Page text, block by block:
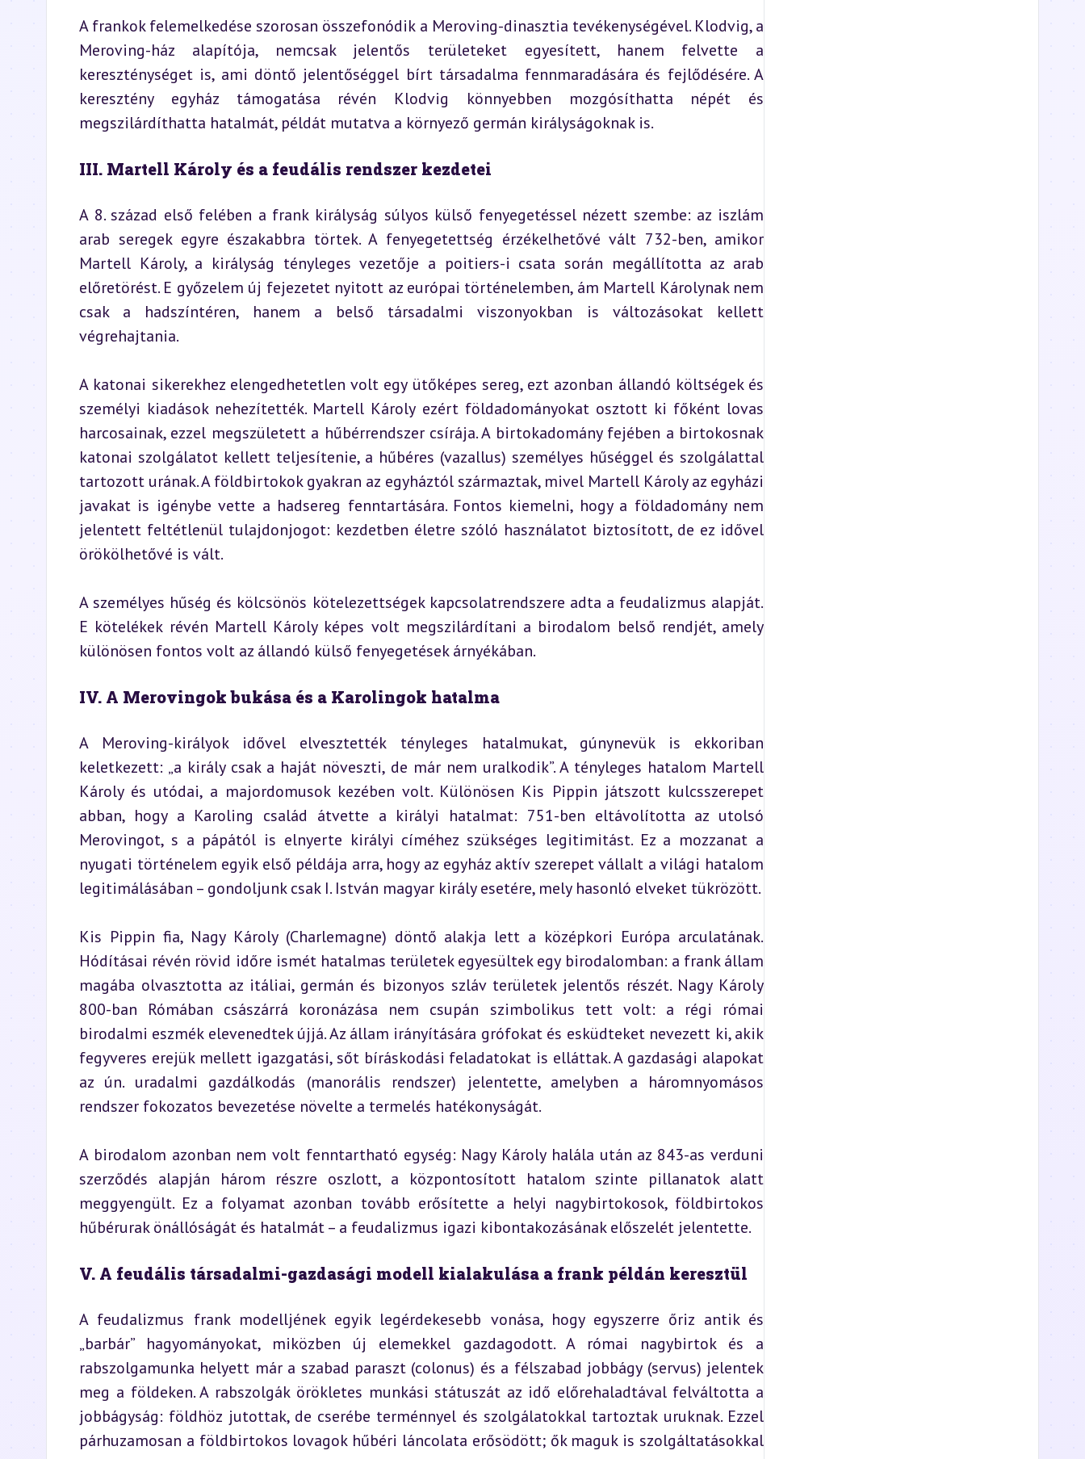
A frankok felemelkedése szorosan összefonódik a Meroving-dinasztia tevékenységével. Klodvig, a
Meroving-ház alapítója, nemcsak jelentős területeket egyesített, hanem felvette a
kereszténységet is, ami döntő jelentőséggel bírt társadalma fennmaradására és fejlődésére. A
keresztény egyház támogatása révén Klodvig könnyebben mozgósíthatta népét és
megszilárdíthatta hatalmát, példát mutatva a környező germán királyságoknak is.
III. Martell Károly és a feudális rendszer kezdetei
A 8. század első felében a frank királyság súlyos külső fenyegetéssel nézett szembe: az iszlám
arab seregek egyre északabbra törtek. A fenyegetettség érzékelhetővé vált 732-ben, amikor
Martell Károly, a királyság tényleges vezetője a poitiers-i csata során megállította az arab
előretörést. E győzelem új fejezetet nyitott az európai történelemben, ám Martell Károlynak nem
csak a hadszíntéren, hanem a belső társadalmi viszonyokban is változásokat kellett
végrehajtania.
A katonai sikerekhez elengedhetetlen volt egy ütőképes sereg, ezt azonban állandó költségek és
személyi kiadások nehezítették. Martell Károly ezért földadományokat osztott ki főként lovas
harcosainak, ezzel megszületett a hűbérrendszer csírája. A birtokadomány fejében a birtokosnak
katonai szolgálatot kellett teljesítenie, a hűbéres (vazallus) személyes hűséggel és szolgálattal
tartozott urának. A földbirtokok gyakran az egyháztól származtak, mivel Martell Károly az egyházi
javakat is igénybe vette a hadsereg fenntartására. Fontos kiemelni, hogy a földadomány nem
jelentett feltétlenül tulajdonjogot: kezdetben életre szóló használatot biztosított, de ez idővel
örökölhetővé is vált.
A személyes hűség és kölcsönös kötelezettségek kapcsolatrendszere adta a feudalizmus alapját.
E kötelékek révén Martell Károly képes volt megszilárdítani a birodalom belső rendjét, amely
különösen fontos volt az állandó külső fenyegetések árnyékában.
IV. A Merovingok bukása és a Karolingok hatalma
A Meroving-királyok idővel elvesztették tényleges hatalmukat, gúnynevük is ekkoriban
keletkezett: „a király csak a haját növeszti, de már nem uralkodik”. A tényleges hatalom Martell
Károly és utódai, a majordomusok kezében volt. Különösen Kis Pippin játszott kulcsszerepet
abban, hogy a Karoling család átvette a királyi hatalmat: 751-ben eltávolította az utolsó
Merovingot, s a pápától is elnyerte királyi címéhez szükséges legitimitást. Ez a mozzanat a
nyugati történelem egyik első példája arra, hogy az egyház aktív szerepet vállalt a világi hatalom
legitimálásában – gondoljunk csak I. István magyar király esetére, mely hasonló elveket tükrözött.
Kis Pippin fia, Nagy Károly (Charlemagne) döntő alakja lett a középkori Európa arculatának.
Hódításai révén rövid időre ismét hatalmas területek egyesültek egy birodalomban: a frank állam
magába olvasztotta az itáliai, germán és bizonyos szláv területek jelentős részét. Nagy Károly
800-ban Rómában császárrá koronázása nem csupán szimbolikus tett volt: a régi római
birodalmi eszmék elevenedtek újjá. Az állam irányítására grófokat és esküdteket nevezett ki, akik
fegyveres erejük mellett igazgatási, sőt bíráskodási feladatokat is elláttak. A gazdasági alapokat
az ún. uradalmi gazdálkodás (manorális rendszer) jelentette, amelyben a háromnyomásos
rendszer fokozatos bevezetése növelte a termelés hatékonyságát.
A birodalom azonban nem volt fenntartható egység: Nagy Károly halála után az 843-as verduni
szerződés alapján három részre oszlott, a központosított hatalom szinte pillanatok alatt
meggyengült. Ez a folyamat azonban tovább erősítette a helyi nagybirtokosok, földbirtokos
hűbérurak önállóságát és hatalmát – a feudalizmus igazi kibontakozásának előszelét jelentette.
V. A feudális társadalmi-gazdasági modell kialakulása a frank példán keresztül
A feudalizmus frank modelljének egyik legérdekesebb vonása, hogy egyszerre őriz antik és
„barbár” hagyományokat, miközben új elemekkel gazdagodott. A római nagybirtok és a
rabszolgamunka helyett már a szabad paraszt (colonus) és a félszabad jobbágy (servus) jelentek
meg a földeken. A rabszolgák örökletes munkási státuszát az idő előrehaladtával felváltotta a
jobbágyság: földhöz jutottak, de cserébe terménnyel és szolgálatokkal tartoztak uruknak. Ezzel
párhuzamosan a földbirtokos lovagok hűbéri láncolata erősödött; ők maguk is szolgáltatásokkal